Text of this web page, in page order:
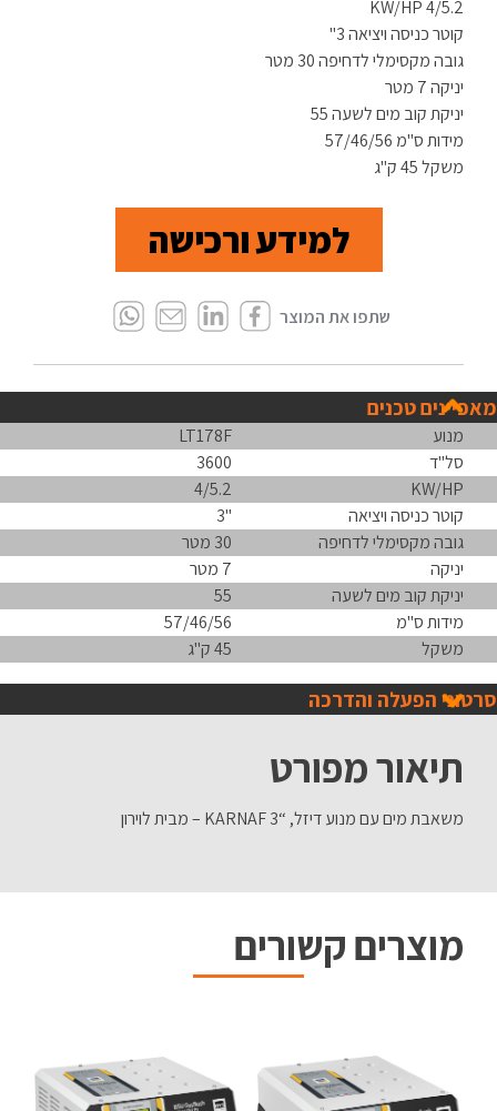
KW/HP 4/5.2
קוטר כניסה ויציאה 3"
גובה מקסימלי לדחיפה 30 מטר
יניקה 7 מטר
יניקת קוב מים לשעה 55
מידות ס"מ 57/46/56
משקל 45 ק"ג
למידע ורכישה
מאפיינים טכנים
מנוע
LT178F
סל"ד
3600
KW/HP
4/5.2
קוטר כניסה ויציאה
"3
גובה מקסימלי לדחיפה
30 מטר
יניקה
7 מטר
יניקת קוב מים לשעה
55
מידות ס"מ
57/46/56
משקל
45 ק"ג
סרטוני הפעלה והדרכה
תיאור מפורט
משאבת מים עם מנוע דיזל, “3 KARNAF – מבית לוירון
מוצרים קשורים